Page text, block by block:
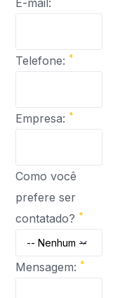
E-mail:
Telefone: *
Empresa: *
Como você
prefere ser
contatado? *
Mensagem: *